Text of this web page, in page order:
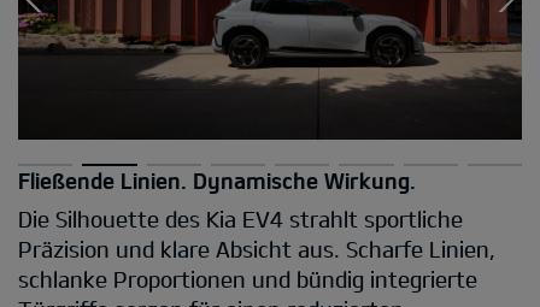
Fließende Linien. Dynamische Wirkung.
Die Silhouette des Kia EV4 strahlt sportliche
Präzision und klare Absicht aus. Scharfe Linien,
schlanke Proportionen und bündig integrierte